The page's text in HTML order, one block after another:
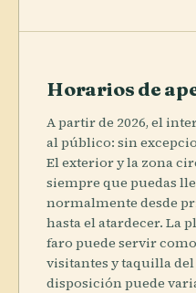
Horarios de
A partir de 2026, el
al público: sin
El exterior y la zona
siempre que puedas
normalmente desde
hasta el atardecer. La
faro puede servir
visitantes y taquilla
disposición puede